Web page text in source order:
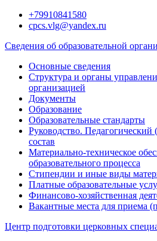
Перейти+79910841580
cpcs.vlg@yandex.ru
Сведения об образовательной
Основные сведения
Структура и органы
организацией
Документы
Образование
Образовательные стандарты
Руководство. Педагогический
состав
Материально-техническое
образовательного процесса
Стипендии и иные виды
Платные образовательные
Финансово-хозяйственная
Вакантные места для приема
Центр подготовки церковных